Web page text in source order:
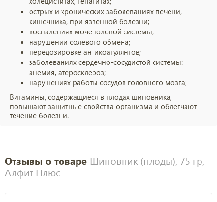
острых и хронических заболеваниях печени,
кишечника, при язвенной болезни;
воспалениях мочеполовой системы;
нарушении солевого обмена;
передозировке антикоагулянтов;
заболеваниях сердечно-сосудистой системы:
анемия, атеросклероз;
нарушениях работы сосудов головного мозга;
Витамины, содержащиеся в плодах шиповника,
повышают защитные свойства организма и облегчают
течение болезни.
Отзывы о товаре Шиповник (плоды), 75 гр,
Алфит Плюс